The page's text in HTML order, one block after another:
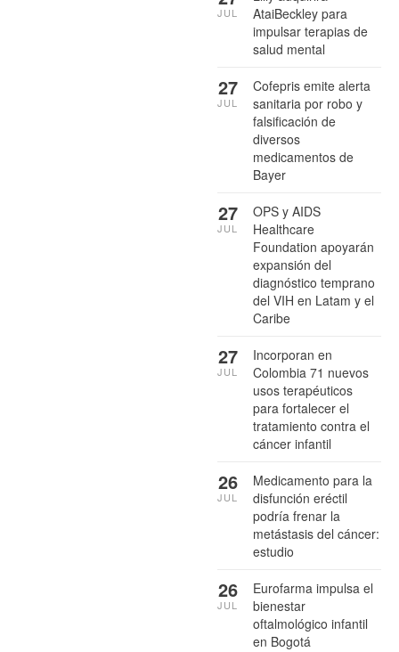
AtaiBeckley para
impulsar terapias de
salud mental
JUL
Cofepris emite alerta
sanitaria por robo y
falsificación de
diversos
medicamentos de
Bayer
27
JUL
OPS y AIDS
Healthcare
Foundation apoyarán
expansión del
diagnóstico temprano
del VIH en Latam y el
Caribe
27
JUL
Incorporan en
Colombia 71 nuevos
usos terapéuticos
para fortalecer el
tratamiento contra el
cáncer infantil
27
JUL
Medicamento para la
disfunción eréctil
podría frenar la
metástasis del cáncer:
estudio
26
JUL
Eurofarma impulsa el
bienestar
oftalmológico infantil
en Bogotá
26
JUL